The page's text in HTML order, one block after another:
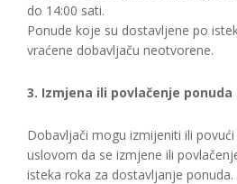
do 14:00 sati.
Ponude koje su dostavljene po
vraćene dobavljaču neotvorene.
3. Izmjena ili povlačenje ponuda
Dobavljači mogu izmijeniti ili
uslovom da se izmjene ili
isteka roka za dostavljanje